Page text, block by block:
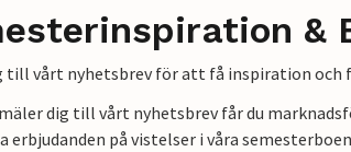
&
till vårt nyhetsbrev för att få inspiration och
dig till vårt nyhetsbrev får du
erbjudanden på vistelser i våra